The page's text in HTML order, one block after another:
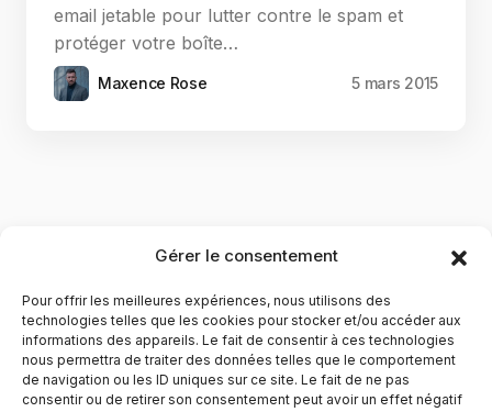
Gérer le consentement
Pour offrir les meilleures expériences, nous utilisons des
technologies telles que les cookies pour stocker et/ou accéder aux
informations des appareils. Le fait de consentir à ces technologies
nous permettra de traiter des données telles que le comportement
de navigation ou les ID uniques sur ce site. Le fait de ne pas
consentir ou de retirer son consentement peut avoir un effet négatif
email jetable pour lutter contre le spam et
protéger votre boîte…
Maxence Rose 5 mars 2015
YubiGeek est un média français dédié aux nouvelles